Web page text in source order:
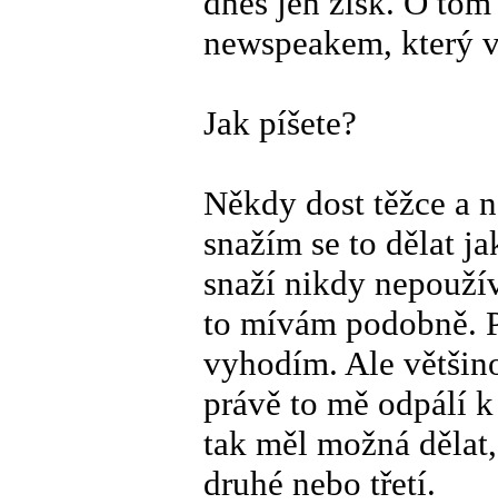
newspeakem, který
Jak píšete?
Někdy dost těžce a
snažím se to dělat
snaží nikdy
to mívám podobně.
vyhodím. Ale
právě to mě odpálí
tak měl možná
druhé nebo třetí.